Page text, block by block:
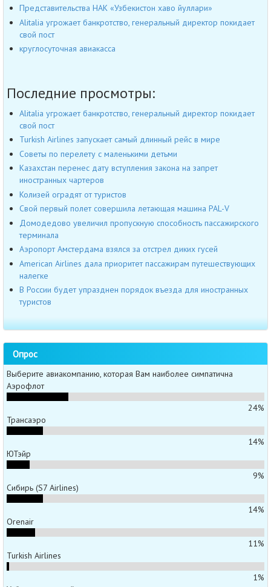
Представительства НАК «Узбекистон хаво йуллари»
Alitalia угрожает банкротство, генеральный директор покидает
свой пост
круглосуточная авиакасса
Последние просмотры:
Alitalia угрожает банкротство, генеральный директор покидает
свой пост
Turkish Airlines запускает самый длинный рейс в мире
Советы по перелету с маленькими детьми
Казахстан перенес дату вступления закона на запрет
иностранных чартеров
Колизей оградят от туристов
Свой первый полет совершила летающая машина PAL-V
Домодедово увеличил пропускную способность пассажирского
терминала
Аэропорт Амстердама взялся за отстрел диких гусей
American Airlines дала приоритет пассажирам путешествующих
налегке
В России будет упразднен порядок въезда для иностранных
туристов
Опрос
Выберите авиакомпанию, которая Вам наиболее симпатична
Аэрофлот
24%
Трансаэро
14%
ЮТэйр
9%
Сибирь (S7 Airlines)
14%
Orenair
11%
Turkish Airlines
1%